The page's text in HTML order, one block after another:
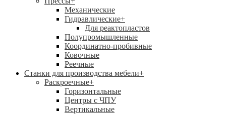
Механические
Гидравлические+
Для реактопластов
Полупромышленные
Координатно-пробивные
Ковочные
Реечные
Станки для производства мебели+
Раскроечные+
Горизонтальные
Центры с ЧПУ
Вертикальные